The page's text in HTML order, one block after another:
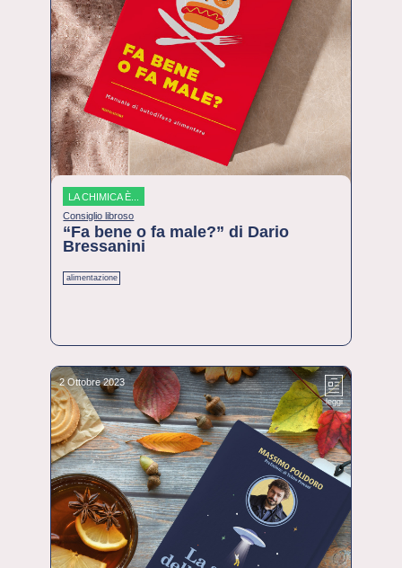
LA CHIMICA È...
Consiglio libroso
“Fa bene o fa male?” di Dario
Bressanini
alimentazione
2 Ottobre 2023
leggi